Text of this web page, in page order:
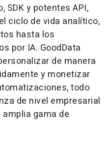
SDK y potentes API,
ciclo de vida analítico,
hasta los
por IA. GoodData
de manera
y monetizar
todo
de nivel empresarial
gama de